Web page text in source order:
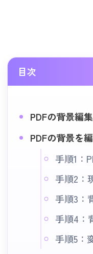
目次
PDFの背景編
PDFの背景を
手順1：
手順2：
手順3：
手順4：
手順5：